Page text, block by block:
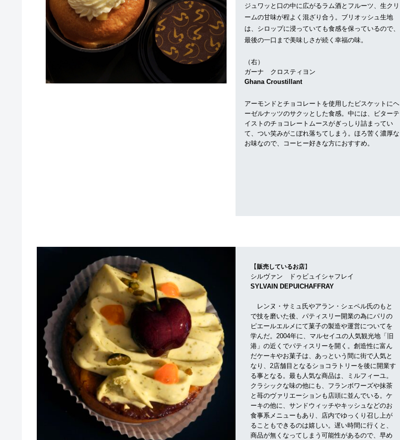
ジュワッと口の中に広がるラム酒とフルーツ、生クリ
ームの甘味が程よく混ざり合う。ブリオッシュ生地
は、シロップに浸っていても食感を保っているので、
最後の一口まで美味しさが続く幸福の味。
（右）
ガーナ クロスティヨン
Ghana Croustillant
アーモンドとチョコレートを使用したビスケットにヘ
ーゼルナッツのサクッとした食感。中には、ビターテ
イストのチョコレートムースがぎっしり詰まってい
て、つい笑みがこぼれ落ちてしまう。ほろ苦く濃厚な
お味なので、コーヒー好きな方におすすめ。
【販売しているお店】
シルヴァン ドゥビュイシャフレイ
SYLVAIN DEPUICHAFFRAY
レンヌ・サミュ氏やアラン・シェペル氏のもと
で技を磨いた後、パティスリー開業の為にパリの
ピエールエルメにて菓子の製造や運営についてを
学んだ。2004年に、マルセイユの人気観光地「旧
港」の近くでパティスリーを開く。創造性に富ん
だケーキやお菓子は、あっという間に街で人気と
なり、2店舗目となるショコラトリーを後に開業す
る事となる。最も人気な商品は、ミルフィーユ。
クラシックな味の他にも、フランボワーズや抹茶
と苺のヴァリエーションも店頭に並んでいる。ケ
ーキの他に、サンドウィッチやキッシュなどのお
食事系メニューもあり、店内でゆっくり召し上が
ることもできるのは嬉しい。遅い時間に行くと、
商品が無くなってしまう可能性があるので、早め